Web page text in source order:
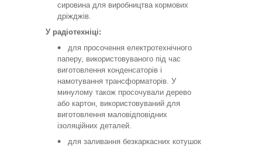
сировина для виробництва кормових
дріжджів.
У радіотехніці:
для просочення електротехнічного
паперу, використовуваного під час
виготовлення конденсаторів і
намотування трансформаторів. У
минулому також просочували дерево
або картон, використовуваний для
виготовлення маловідповідних
ізоляційних деталей.
для заливання безкаркасних котушок